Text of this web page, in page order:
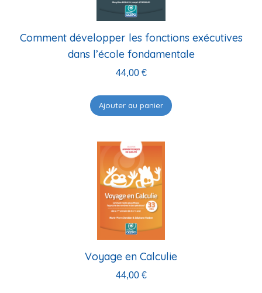
Comment développer les fonctions exécutives
dans l’école fondamentale
44,00 €
Ajouter au panier
Voyage en Calculie
44,00 €